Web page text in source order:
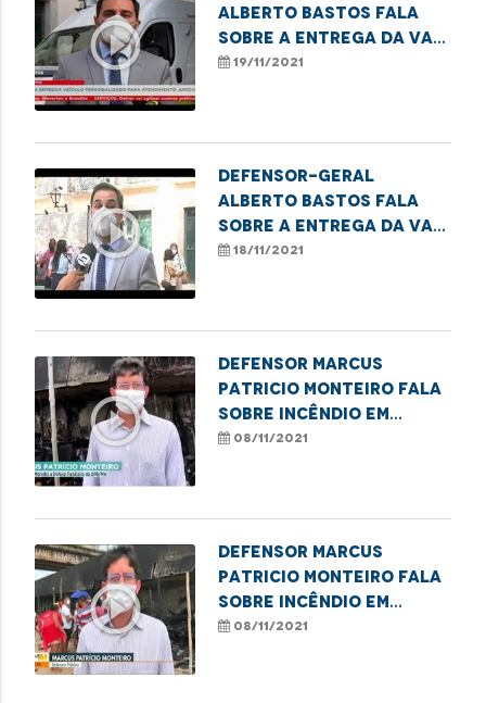
play_circle_outline
Alberto Bastos fala
sobre a entrega da Van
dos Direitos
19/11/2021
play_circle_outline
Defensor-geral
Alberto Bastos fala
sobre a entrega da van
dos direitos
18/11/2021
play_circle_outline
Defensor Marcus
Patricio Monteiro fala
sobre incêndio em
casebres debaixo da
08/11/2021
play_circle_outline
Defensor Marcus
Patricio Monteiro fala
sobre incêndio em
casebres debaixo da
08/11/2021